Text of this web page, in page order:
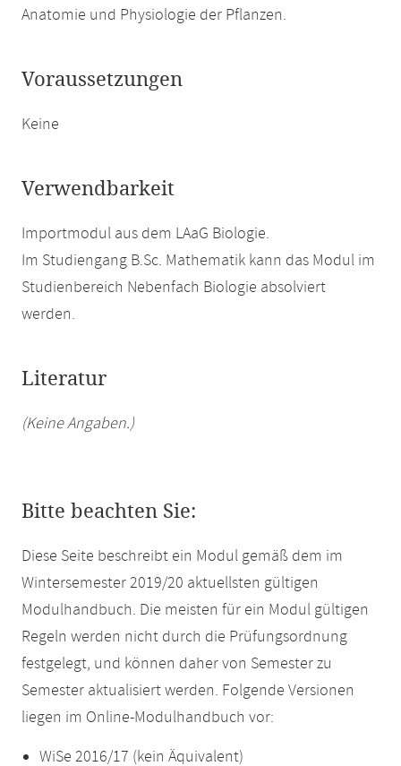
Anatomie und Physiologie der Pflanzen.
Voraussetzungen
Keine
Verwendbarkeit
Importmodul aus dem LAaG Biologie.
Im Studiengang B.Sc. Mathematik kann das Modul im
Studienbereich Nebenfach Biologie absolviert
werden.
Literatur
(Keine Angaben.)
Bitte beachten Sie:
Diese Seite beschreibt ein Modul gemäß dem im
Wintersemester 2019/20 aktuellsten gültigen
Modulhandbuch. Die meisten für ein Modul gültigen
Regeln werden nicht durch die Prüfungsordnung
festgelegt, und können daher von Semester zu
Semester aktualisiert werden. Folgende Versionen
liegen im Online-Modulhandbuch vor:
WiSe 2016/17 (kein Äquivalent)